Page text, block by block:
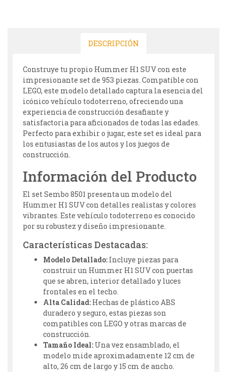
DESCRIPCIÓN
Construye tu propio Hummer H1 SUV con este
impresionante set de 953 piezas. Compatible con
LEGO, este modelo detallado captura la esencia del
icónico vehículo todoterreno, ofreciendo una
experiencia de construcción desafiante y
satisfactoria para aficionados de todas las edades.
Perfecto para exhibir o jugar, este set es ideal para
los entusiastas de los autos y los juegos de
construcción.
Información del Producto
El set Sembo 8501 presenta un modelo del
Hummer H1 SUV con detalles realistas y colores
vibrantes. Este vehículo todoterreno es conocido
por su robustez y diseño impresionante.
Características Destacadas:
Modelo Detallado: Incluye piezas para
construir un Hummer H1 SUV con puertas
que se abren, interior detallado y luces
frontales en el techo.
Alta Calidad: Hechas de plástico ABS
duradero y seguro, estas piezas son
compatibles con LEGO y otras marcas de
construcción.
Tamaño Ideal: Una vez ensamblado, el
modelo mide aproximadamente 12 cm de
alto, 26 cm de largo y 15 cm de ancho.